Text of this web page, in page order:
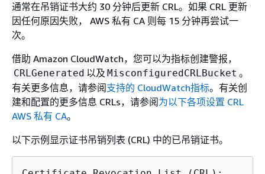
通常在吊销证书大约 30 分钟后更新 CRL。如果 CRL 更新
因任何原因失败， AWS 私有 CA 则每 15 分钟再尝试一
次。
借助 Amazon CloudWatch，您可以为指标创建警报，
CRLGenerated 以及 MisconfiguredCRLBucket 。
有关更多信息，请参阅支持的 CloudWatch指标。有关创
建和配置的更多信息 CRLs，请参阅为以下各项设置 CRL
AWS 私有 CA。
以下示例显示证书吊销列表 (CRL) 中的已吊销证书。